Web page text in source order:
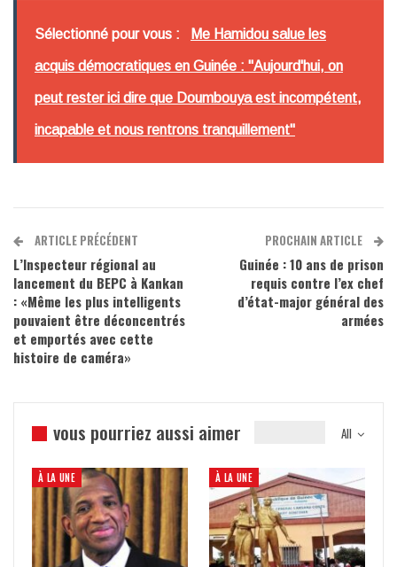
Sélectionné pour vous : Me Hamidou salue les
acquis démocratiques en Guinée : "Aujourd'hui, on
peut rester ici dire que Doumbouya est incompétent,
incapable et nous rentrons tranquillement"
ARTICLE PRÉCÉDENT
L’Inspecteur régional au
lancement du BEPC à Kankan
: «Même les plus intelligents
pouvaient être déconcentrés
et emportés avec cette
histoire de caméra»
PROCHAIN ARTICLE
Guinée : 10 ans de prison
requis contre l’ex chef
d’état-major général des
armées
All
vous pourriez aussi aimer
À LA UNE À LA UNE